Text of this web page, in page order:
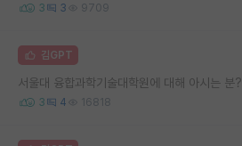
3 3 9709
김GPT
서울대 융합과학기술대학원에 대해 아시는 분?
3 4 16818